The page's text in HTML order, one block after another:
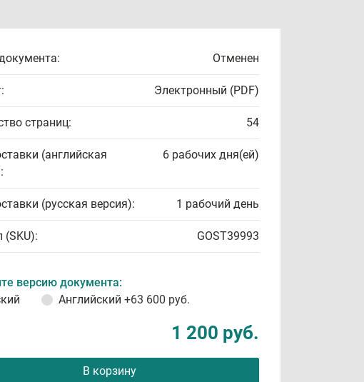
Отменен
Электронный (PDF)
страниц: 54
(английская
6 рабочих дня(ей)
(русская версия): 1 рабочий день
(SKU): GOST39993
версию документа:
Английский +63 600 руб.
1 200 руб.
В корзину